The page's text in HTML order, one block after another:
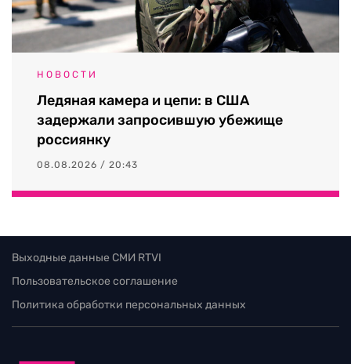
НОВОСТИ
Ледяная камера и цепи: в США
задержали запросившую убежище
россиянку
08.08.2026 / 20:43
Выходные данные СМИ RTVI
Пользовательское соглашение
Политика обработки персональных данных